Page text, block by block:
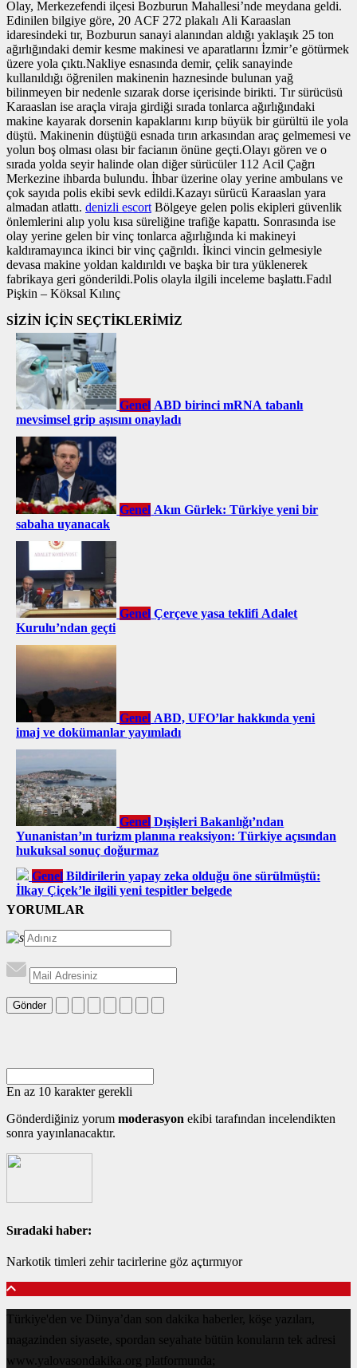
Olay, Merkezefendi ilçesi Bozburun Mahallesi’nde meydana geldi.
Edinilen bilgiye göre, 20 ACF 272 plakalı Ali Karaaslan
idaresindeki tır, Bozburun sanayi alanından aldığı yaklaşık 25 ton
ağırlığındaki demir kesme makinesi ve aparatlarını İzmir’e götürmek
üzere yola çıktı.Nakliye esnasında demir, çelik sanayinde
kullanıldığı öğrenilen makinenin haznesinde bulunan yağ
bilinmeyen bir nedenle sızarak dorse içerisinde birikti. Tır sürücüsü
Karaaslan ise araçla viraja girdiği sırada tonlarca ağırlığındaki
makine kayarak dorsenin kapaklarını kırıp büyük bir gürültü ile yola
düştü. Makinenin düştüğü esnada tırın arkasından araç gelmemesi ve
yolun boş olması olası bir facianın önüne geçti.Olayı gören ve o
sırada yolda seyir halinde olan diğer sürücüler 112 Acil Çağrı
Merkezine ihbarda bulundu. İhbar üzerine olay yerine ambulans ve
çok sayıda polis ekibi sevk edildi.Kazayı sürücü Karaaslan yara
almadan atlattı. denizli escort
önlemlerini alıp yolu kısa süreliğine trafiğe kapattı. Sonrasında ise
olay yerine gelen bir vinç tonlarca ağırlığında ki makineyi
kaldıramayınca ikinci bir vinç çağrıldı. İkinci vincin gelmesiyle
devasa makine yoldan kaldırıldı ve başka bir tıra yüklenerek
fabrikaya geri gönderildi.Polis olayla ilgili inceleme başlattı.Fadıl
Pişkin – Köksal Kılınç
SİZİN İÇİN SEÇTİKLERİMİZ
Genel ABD birinci mRNA tabanlı
mevsimsel grip aşısını onayladı
Genel Akın Gürlek: Türkiye yeni bir
sabaha uyanacak
Genel Çerçeve yasa teklifi Adalet
Kurulu’ndan geçti
Genel ABD, UFO’lar hakkında yeni
imaj ve dokümanlar yayımladı
Genel Dışişleri Bakanlığı’ndan
Yunanistan’ın turizm planına reaksiyon: Türkiye açısından
hukuksal sonuç doğurmaz
Genel Bildirilerin yapay zeka olduğu öne sürülmüştü:
İlkay Çiçek’le ilgili yeni tespitler belgede
YORUMLAR
Gönder
En az 10 karakter gerekli
Gönderdiğiniz yorum moderasyon ekibi tarafından incelendikten
sonra yayınlanacaktır.
Sıradaki haber:
Narkotik timleri zehir tacirlerine göz açtırmıyor
Türkiye'den ve Dünya’dan son dakika haberler, köşe yazıları,
magazinden siyasete, spordan seyahate bütün konuların tek adresi
www.yalovasondakika.org platformunda;